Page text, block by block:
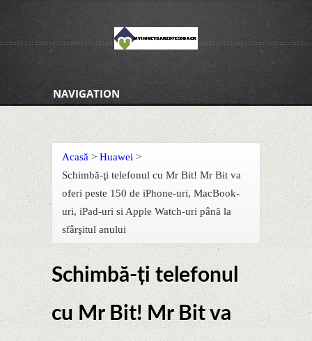
NAVIGATION
Acasă > Huawei >
Schimbă-ţi telefonul cu Mr Bit! Mr Bit va
oferi peste 150 de iPhone-uri, MacBook-
uri, iPad-uri si Apple Watch-uri până la
sfârşitul anului
Schimbă-ţi telefonul
cu Mr Bit! Mr Bit va